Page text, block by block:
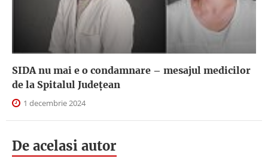
SIDA nu mai e o condamnare – mesajul medicilor
de la Spitalul Județean
1 decembrie 2024
De acelasi autor